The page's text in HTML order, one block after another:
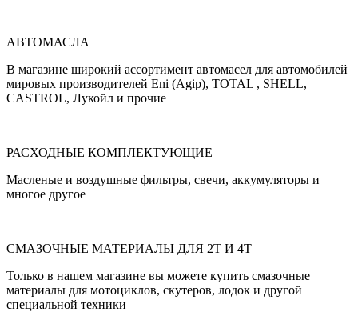
АВТОМАСЛА
В магазине широкий ассортимент автомасел для автомобилей
мировых производителей Eni (Agip), TOTAL , SHELL,
CASTROL, Лукойл и прочие
РАСХОДНЫЕ КОМПЛЕКТУЮЩИЕ
Масленые и воздушные фильтры, свечи, аккумуляторы и
многое другое
СМАЗОЧНЫЕ МАТЕРИАЛЫ ДЛЯ 2Т И 4Т
Только в нашем магазине вы можете купить смазочные
материалы для мотоциклов, скутеров, лодок и другой
специальной техники